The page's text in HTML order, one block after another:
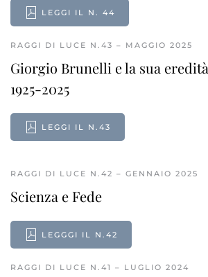
LEGGI IL N. 44
RAGGI DI LUCE N.43 – MAGGIO 2025
Giorgio Brunelli e la sua
1925-2025
LEGGI IL N.43
RAGGI DI LUCE N.42 – GENNAIO 2025
Scienza e Fede
LEGGGI IL N.42
RAGGI DI LUCE N.41 – LUGLIO 2024